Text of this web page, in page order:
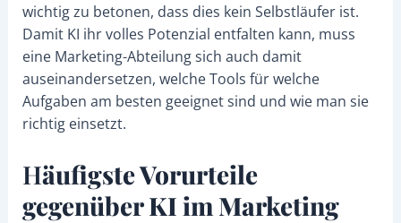
wichtig zu betonen, dass dies kein Selbstläufer ist.
Damit KI ihr volles Potenzial entfalten kann, muss
eine Marketing-Abteilung sich auch damit
auseinandersetzen, welche Tools für welche
Aufgaben am besten geeignet sind und wie man sie
richtig einsetzt.
Häufigste Vorurteile
gegenüber KI im Marketing